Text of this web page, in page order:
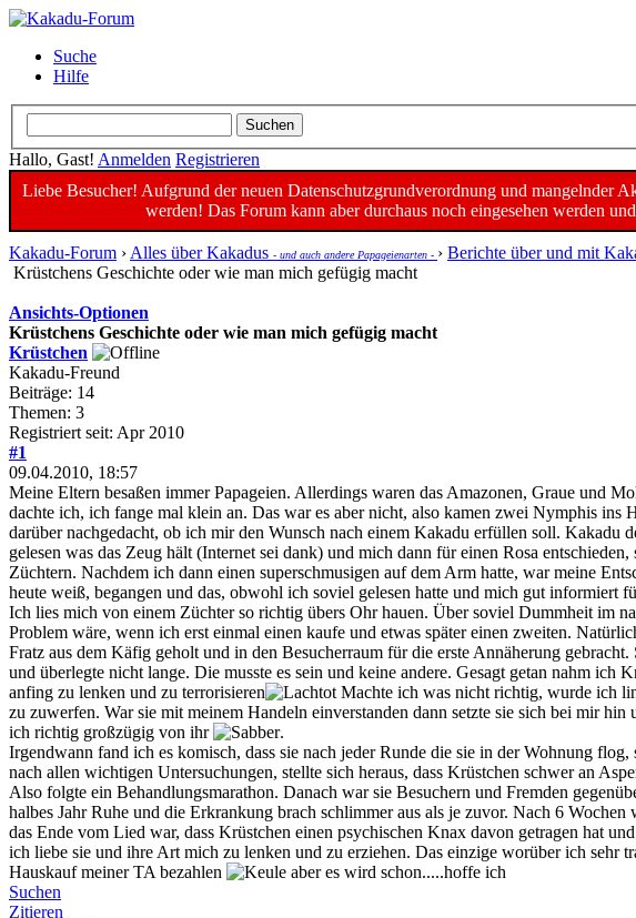
Suche
Hilfe
Hallo, Gast! Anmelden Registrieren
Liebe Besucher! Aufgrund der neuen Datenschutzgrundverordnung und mangelnder
werden! Das Forum kann aber durchaus noch eingesehen werden
Kakadu-Forum › Alles über Kakadus - und auch andere Papageienarten - › Berichte über und mit
Krüstchens Geschichte oder wie man mich gefügig macht
Ansichts-Optionen
Krüstchens Geschichte oder wie man mich gefügig macht
Krüstchen
Kakadu-Freund
Beiträge: 14
Themen: 3
Registriert seit: Apr 2010
#1
09.04.2010, 18:57
Meine Eltern besaßen immer Papageien. Allerdings waren das Amazonen, Graue und
dachte ich, ich fange mal klein an. Das war es aber nicht, also kamen zwei Nymphis
darüber nachgedacht, ob ich mir den Wunsch nach einem Kakadu erfüllen soll.
gelesen was das Zeug hält (Internet sei dank) und mich dann für einen Rosa
Züchtern. Nachdem ich dann einen superschmusigen auf dem Arm hatte, war meine
heute weiß, begangen und das, obwohl ich soviel gelesen hatte und mich gut informiert
Ich lies mich von einem Züchter so richtig übers Ohr hauen. Über soviel Dummheit im
Problem wäre, wenn ich erst einmal einen kaufe und etwas später einen zweiten.
Fratz aus dem Käfig geholt und in den Besucherraum für die erste Annäherung
und überlegte nicht lange. Die musste es sein und keine andere. Gesagt getan nahm
anfing zu lenken und zu terrorisieren
Machte ich was nicht richtig, wurde ich
zu zuwerfen. War sie mit meinem Handeln einverstanden dann setzte sie sich bei mir
ich richtig großzügig von ihr
.
Irgendwann fand ich es komisch, dass sie nach jeder Runde die sie in der Wohnung
nach allen wichtigen Untersuchungen, stellte sich heraus, dass Krüstchen schwer an
Also folgte ein Behandlungsmarathon. Danach war sie Besuchern und Fremden
halbes Jahr Ruhe und die Erkrankung brach schlimmer aus als je zuvor. Nach 6
das Ende vom Lied war, dass Krüstchen einen psychischen Knax davon getragen hat
ich liebe sie und ihre Art mich zu lenken und zu erziehen. Das einzige worüber ich sehr
Hauskauf meiner TA bezahlen
aber es wird schon.....hoffe ich
Suchen
Zitieren